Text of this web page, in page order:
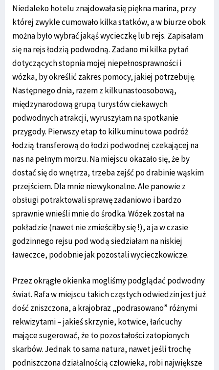
Niedaleko hotelu znajdowała się piękna marina, przy
której zwykle cumowało kilka statków, a w biurze obok
można było wybrać jakąś wycieczkę lub rejs. Zapisałam
się na rejs łodzią podwodną. Zadano mi kilka pytań
dotyczących stopnia mojej niepełnosprawności i
wózka, by określić zakres pomocy, jakiej potrzebuję.
Następnego dnia, razem z kilkunastoosobową,
międzynarodową grupą turystów ciekawych
podwodnych atrakcji, wyruszyłam na spotkanie
przygody. Pierwszy etap to kilkuminutowa podróż
łodzią transferową do łodzi podwodnej czekającej na
nas na pełnym morzu. Na miejscu okazało się, że by
dostać się do wnętrza, trzeba zejść po drabinie wąskim
przejściem. Dla mnie niewykonalne. Ale panowie z
obsługi potraktowali sprawę zadaniowo i bardzo
sprawnie wnieśli mnie do środka. Wózek został na
pokładzie (nawet nie zmieściłby się !), a ja w czasie
godzinnego rejsu pod wodą siedziałam na niskiej
ławeczce, podobnie jak pozostali wycieczkowicze.
Przez okrągłe okienka mogliśmy podglądać podwodny
świat. Rafa w miejscu takich częstych odwiedzin jest już
dość zniszczona, a krajobraz „podrasowano” różnymi
rekwizytami – jakieś skrzynie, kotwice, łańcuchy
mające sugerować, że to pozostałości zatopionych
skarbów. Jednak to sama natura, nawet jeśli trochę
podniszczona działalnością człowieka, robi największe